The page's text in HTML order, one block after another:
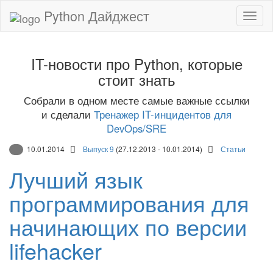
Python Дайджест
IT-новости про Python, которые
стоит знать
Собрали в одном месте самые важные ссылки
и сделали Тренажер IT-инцидентов для
DevOps/SRE
10.01.2014 Выпуск 9 (27.12.2013 - 10.01.2014) Статьи
Лучший язык
программирования для
начинающих по версии
lifehacker